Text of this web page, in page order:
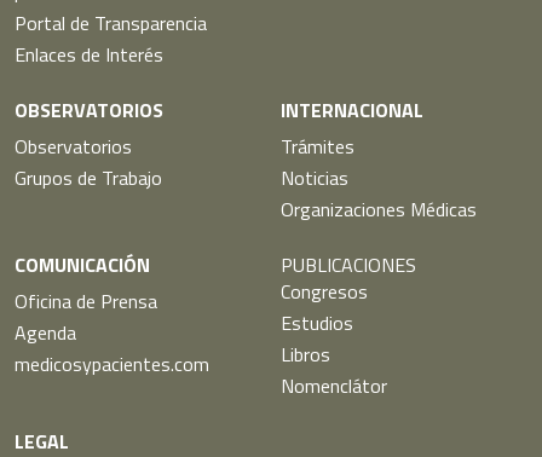
Portal de Transparencia
Enlaces de Interés
OBSERVATORIOS
Observatorios
Grupos de Trabajo
INTERNACIONAL
Trámites
Noticias
Organizaciones Médicas
COMUNICACIÓN
Oficina de Prensa
Agenda
medicosypacientes.com
PUBLICACIONES
Congresos
Estudios
Libros
Nomenclátor
LEGAL